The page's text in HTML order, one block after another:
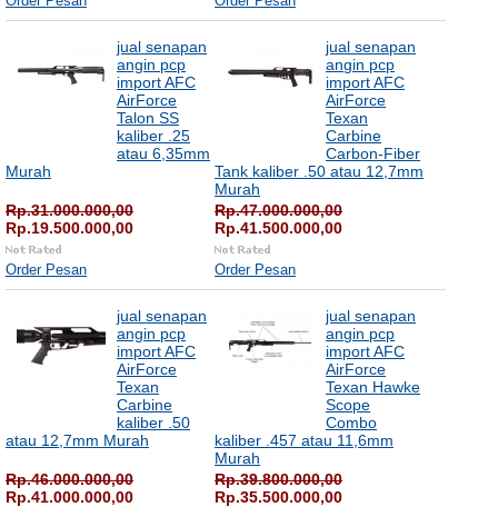
jual senapan
angin pcp
import AFC
AirForce
Talon SS
kaliber .25
atau 6,35mm
Murah
Rp.31.000.000,00
Rp.19.500.000,00
Order Pesan
jual senapan
angin pcp
import AFC
AirForce
Texan
Carbine
Carbon-Fiber
Tank kaliber .50 atau 12,7mm
Murah
Rp.47.000.000,00
Rp.41.500.000,00
Order Pesan
jual senapan
angin pcp
import AFC
AirForce
Texan
Carbine
kaliber .50
atau 12,7mm Murah
Rp.46.000.000,00
Rp.41.000.000,00
jual senapan
angin pcp
import AFC
AirForce
Texan Hawke
Scope
Combo
kaliber .457 atau 11,6mm
Murah
Rp.39.800.000,00
Rp.35.500.000,00